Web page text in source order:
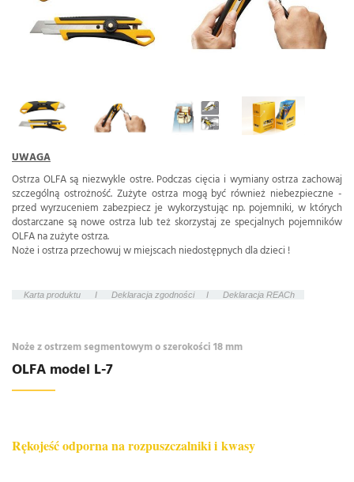
UWAGA
Ostrza OLFA są niezwykle ostre. Podczas cięcia i wymiany ostrza zachowaj
szczególną ostrożność. Zużyte ostrza mogą być również niebezpieczne -
przed wyrzuceniem zabezpiecz je wykorzystując np. pojemniki, w których
dostarczane są nowe ostrza lub też skorzystaj ze specjalnych pojemników
OLFA na zużyte ostrza.
Noże i ostrza przechowuj w miejscach niedostępnych dla dzieci !
Karta produktu I Deklaracja zgodnościI Deklaracja REACh
Noże z ostrzem segmentowym o szerokości 18 mm
OLFA model L-7
Rękojeść odporna na rozpuszczalniki i kwasy